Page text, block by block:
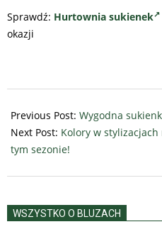
Sprawdź: Hurtownia sukienek
okazji
03-
05
Previous Post: Wygodna
Next Post: Kolory w
tym sezonie!
WSZYSTKO O BLUZACH